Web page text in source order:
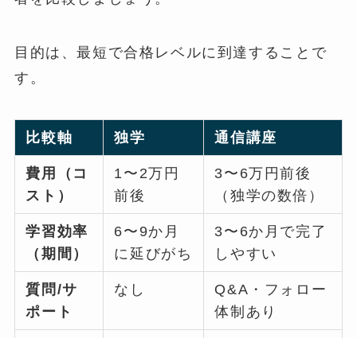
目的は、最短で合格レベルに到達することで
す。
比較軸 独学 通信講座
費用（コ
スト）
1〜2万円
前後
3〜6万円前後
（独学の数倍）
学習効率
（期間）
6〜9か月
に延びがち
3〜6か月で完了
しやすい
質問/サ
ポート
なし
Q&A・フォロー
体制あり